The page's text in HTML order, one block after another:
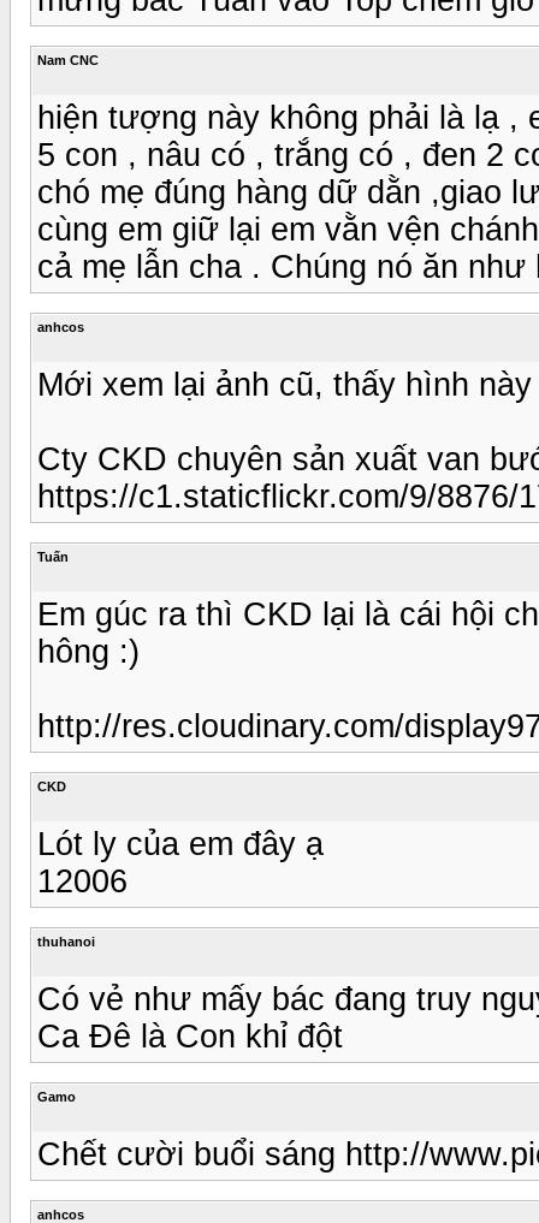
Nam CNC
hiện tượng này không phải là lạ ,
5 con , nâu có , trắng có , đen 2
chó mẹ đúng hàng dữ dằn ,giao
cùng em giữ lại em vằn vện
cả mẹ lẫn cha . Chúng nó ăn như
anhcos
Mới xem lại ảnh cũ, thấy hình
Cty CKD chuyên sản xuất van
https://c1.staticflickr.com/9/8876/
Tuấn
Em gúc ra thì CKD lại là cái hội
hông :)
http://res.cloudinary.com/
CKD
Lót ly của em đây ạ
12006
thuhanoi
Có vẻ như mấy bác đang truy
Ca Đê là Con khỉ đột
Gamo
Chết cười buổi sáng http://
anhcos